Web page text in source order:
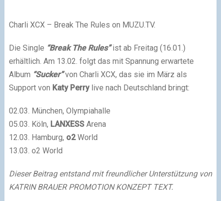
Charli XCX – Break The Rules on MUZU.TV.
Die Single “Break The Rules”ist ab Freitag (16.01.)
erhältlich. Am 13.02. folgt das mit Spannung erwartete
Album “Sucker”von Charli XCX, das sie im März als
Support von Katy Perrylive nach Deutschland bringt:
02.03. München, Olympiahalle
05.03. Köln, LANXESSArena
12.03. Hamburg, o2World
13.03. o2 World
Dieser Beitrag entstand mit freundlicher Unterstützung von
KATRIN BRAUER PROMOTION KONZEPT TEXT.